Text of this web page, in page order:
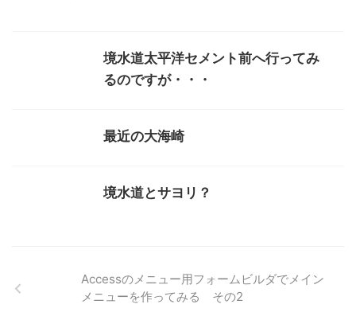
境水道太平洋セメント前へ行ってみ
るのですが・・・
最近の大海崎
境水道とサヨリ？
Accessのメニュー用フォームビルダでメイン
メニューを作ってみる その2